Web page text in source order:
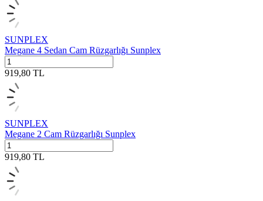
SUNPLEX
Megane 4 Sedan Cam Rüzgarlığı Sunplex
919,80 TL
SUNPLEX
Megane 2 Cam Rüzgarlığı Sunplex
919,80 TL